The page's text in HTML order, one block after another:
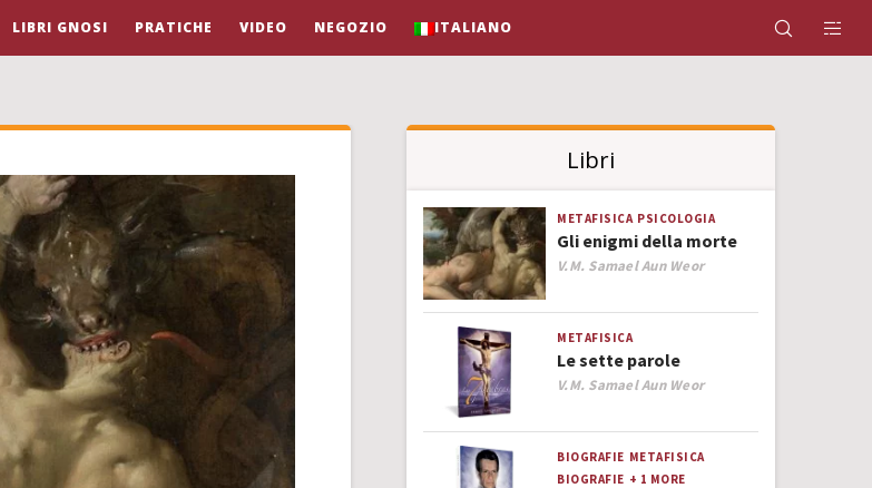
LIBRI GNOSI PRATICHE VIDEO NEGOZIO ITALIANO
Libri
METAFISICA PSICOLOGIA
Gli enigmi della morte
Author
V.M. Samael Aun Weor
METAFISICA
Le sette parole
Author
V.M. Samael Aun Weor
BIOGRAFIE METAFISICA
BIOGRAFIE + 1 MORE